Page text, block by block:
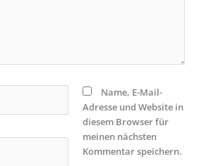
Name, E-Mail-
Adresse und Website in
diesem Browser für
meinen nächsten
Kommentar speichern.